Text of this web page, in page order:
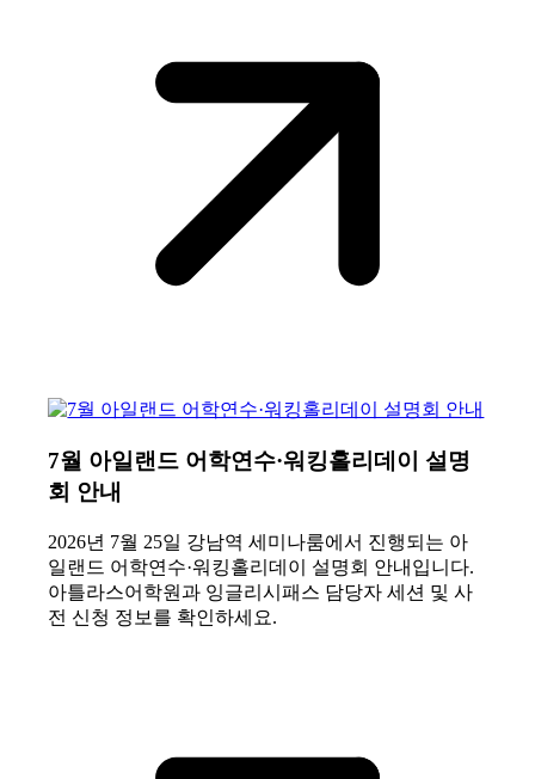
7월 아일랜드 어학연수·워킹홀리데이 설명
회 안내
2026년 7월 25일 강남역 세미나룸에서 진행되는 아
일랜드 어학연수·워킹홀리데이 설명회 안내입니다.
아틀라스어학원과 잉글리시패스 담당자 세션 및 사
전 신청 정보를 확인하세요.